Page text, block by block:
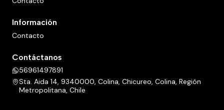
Información
Contacto
Contáctanos
56961497891
Sta. Aida 14, 9340000, Colina, Chicureo, Colina, Región
Metropolitana, Chile